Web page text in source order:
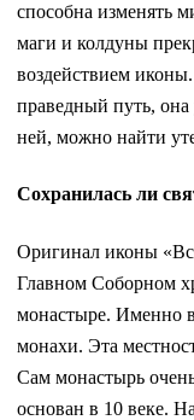
способна изменять
маги и колдуны
воздействием
праведный путь, она
ней, можно найти
Сохранилась ли
Оригинал иконы
Главном Соборном
монастыре. Именно
монахи. Эта
Сам монастырь
основан в 10 веке.